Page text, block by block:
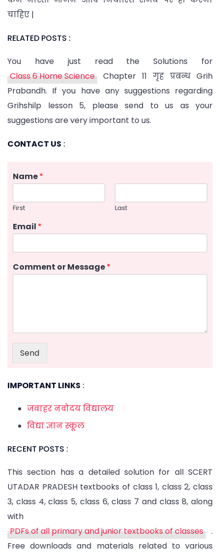
चाहिए |
RELATED POSTS :
You have just read the Solutions for
Class 6 Home Science
Chapter 11 गृह प्रबन्ध Grih
Prabandh. If you have any suggestions regarding
Grihshilp lesson 5, please send to us as your
suggestions are very important to us.
CONTACT US :
Name*
First Last
Email *
Comment or Message*
Send
IMPORTANT LINKS :
जवाहर नवोदय विद्यालय
विद्या ज्ञान स्कूल
RECENT POSTS :
This section has a detailed solution for all SCERT
UTADAR PRADESH textbooks of class 1, class 2, class
3, class 4, class 5, class 6, class 7 and class 8, along
with
PDFs of all primary and junior textbooks of classes
.
Free downloads and materials related to various